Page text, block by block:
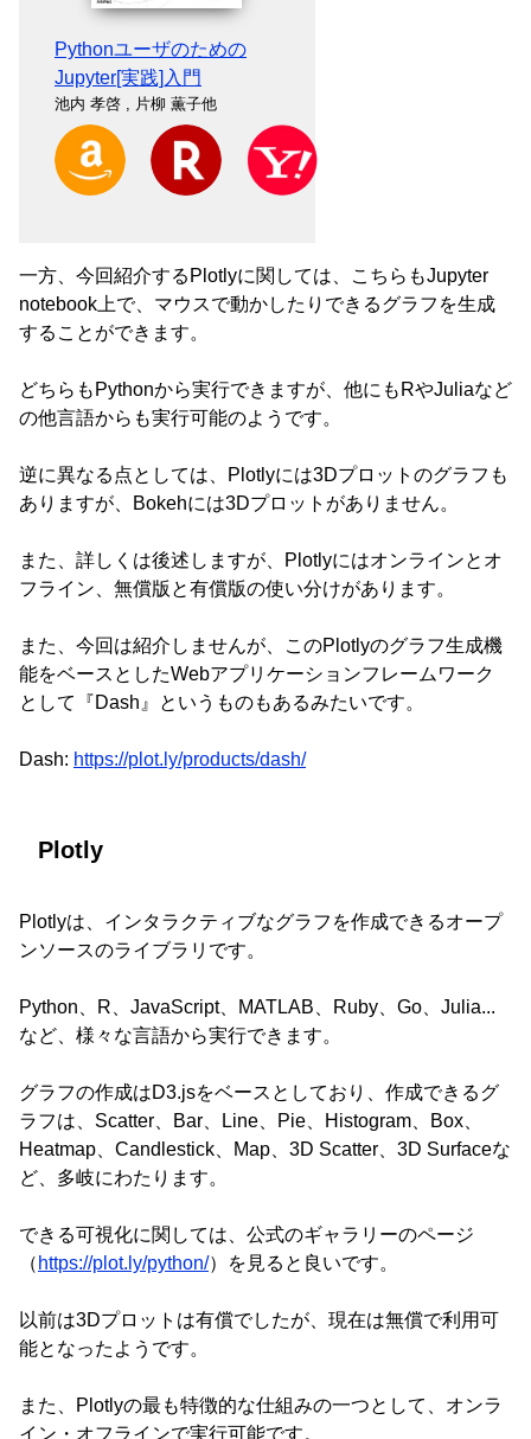
Pythonユーザのための
Jupyter[実践]入門
池内 孝啓 , 片柳 薫子他
Amazon 楽天
一方、今回紹介するPlotlyに関しては、こちらもJupyter
notebook上で、マウスで動かしたりできるグラフを生成
することができます。
どちらもPythonから実行できますが、他にもRやJuliaなど
の他言語からも実行可能のようです。
逆に異なる点としては、Plotlyには3Dプロットのグラフも
ありますが、Bokehには3Dプロットがありません。
また、詳しくは後述しますが、Plotlyにはオンラインとオ
フライン、無償版と有償版の使い分けがあります。
また、今回は紹介しませんが、このPlotlyのグラフ生成機
能をベースとしたWebアプリケーションフレームワーク
として『Dash』というものもあるみたいです。
Dash: https://plot.ly/products/dash/
Plotly
Plotlyは、インタラクティブなグラフを作成できるオープ
ンソースのライブラリです。
Python、R、JavaScript、MATLAB、Ruby、Go、Julia...
など、様々な言語から実行できます。
グラフの作成はD3.jsをベースとしており、作成できるグ
ラフは、Scatter、Bar、Line、Pie、Histogram、Box、
Heatmap、Candlestick、Map、3D Scatter、3D Surfaceな
ど、多岐にわたります。
できる可視化に関しては、公式のギャラリーのページ
（ https://plot.ly/python/）を見ると良いです。
以前は3Dプロットは有償でしたが、現在は無償で利用可
能となったようです。
また、Plotlyの最も特徴的な仕組みの一つとして、オンラ
イン・オフラインで実行可能です。